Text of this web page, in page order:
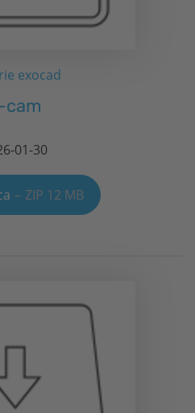
exocad
cam
01-30
ZIP 12 MB